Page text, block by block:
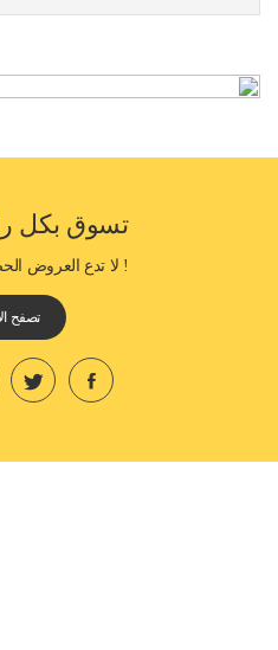
تسوق بكل
! لا تدع العروض
تصفح